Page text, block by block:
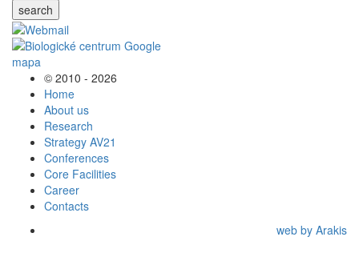
search
© 2010 - 2026
Home
About us
Research
Strategy AV21
Conferences
Core Facilities
Career
Contacts
web by Arakis